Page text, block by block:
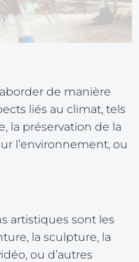
de manière
liés au climat, tels
la préservation de la
l’environnement, ou
artistiques sont les
la sculpture, la
ou d’autres